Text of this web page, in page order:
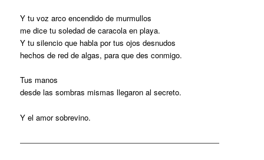
Y tu voz arco encendido de murmullos
me dice tu soledad de caracola en playa.
Y tu silencio que habla por tus ojos desnudos
hechos de red de algas, para que des conmigo.
Tus manos
desde las sombras mismas llegaron al secreto.
Y el amor sobrevino.
——————————————————————————